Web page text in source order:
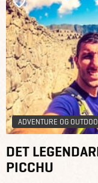
ADVENTURE OG
DET
PICCHU